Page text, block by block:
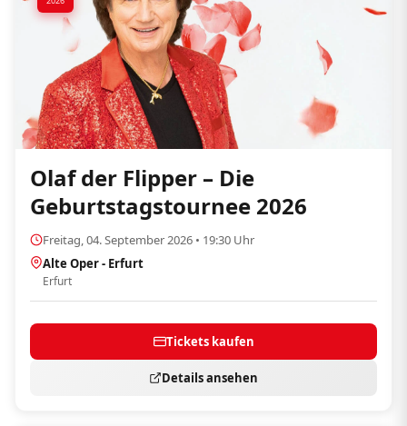
Olaf der Flipper – Die
Geburtstagstournee 2026
Freitag, 04. September 2026 • 19:30 Uhr
Alte Oper - Erfurt
Erfurt
Tickets kaufen
Details ansehen